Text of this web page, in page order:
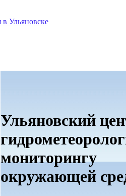
в Ульяновске
Ульяновский
мониторингу
окружающей